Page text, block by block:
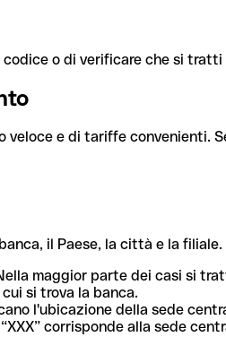
o di verificare che si
veloce e di tariffe convenienti.
il Paese, la città e la filiale.
maggior parte dei casi si
si trova la banca.
l'ubicazione della sede
corrisponde alla sede